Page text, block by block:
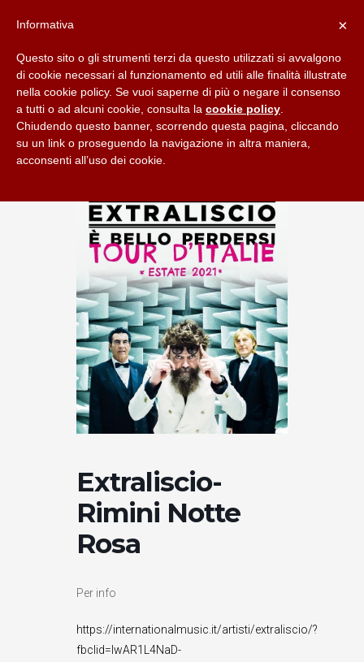
Extraliscio-
Rimini Notte
Rosa
Per info
https://internationalmusic.it/artisti/extraliscio/?
fbclid=IwAR1L4NaD-
×
Informativa
Questo sito o gli strumenti terzi da questo utilizzati si avvalgono
di cookie necessari al funzionamento ed utili alle finalità illustrate
nella cookie policy. Se vuoi saperne di più o negare il consenso
a tutti o ad alcuni cookie, consulta la cookie policy
Chiudendo questo banner, scorrendo questa pagina, cliccando
su un link o proseguendo la navigazione in altra maniera,
acconsenti all’uso dei cookie.